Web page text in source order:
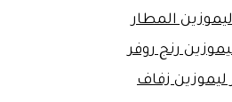
ليموزين المطار
رنج روفر
ليموزين زفاف